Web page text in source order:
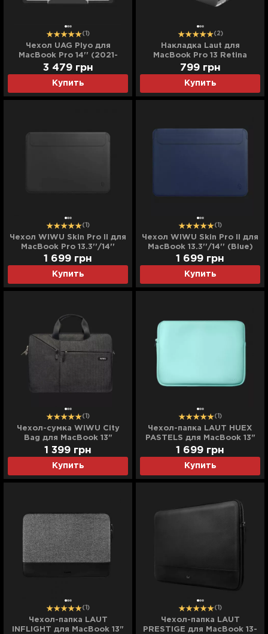
(1)
Чехол UAG Plyo для
MacBook Pro 14'' (2021-
2025) (Ice)
Купить
3 479 грн
(2)
Накладка Laut для
MacBook Pro 13 Retina
(2012/2015) (Black)
Купить
799 грн
(1)
Чехол WIWU Skin Pro II для
MacBook Pro 13.3''/14''
(Black)
Купить
1 699 грн
(1)
Чехол WIWU Skin Pro II для
MacBook 13.3''/14'' (Blue)
Купить
1 699 грн
(1)
Чехол-сумка WIWU City
Bag для MacBook 13"
(Black)
Купить
1 399 грн
(1)
Чехол-папка LAUT HUEX
PASTELS для MacBook 13"
(Mint)
Купить
1 699 грн
(1)
Чехол-папка LAUT
INFLIGHT для MacBook 13"
(1)
Чехол-папка LAUT
PRESTIGE для MacBook 13-